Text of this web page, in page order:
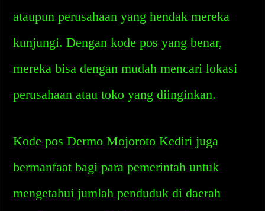
ataupun perusahaan yang hendak mereka
kunjungi. Dengan kode pos yang benar,
mereka bisa dengan mudah mencari lokasi
perusahaan atau toko yang diinginkan.
Kode pos Dermo Mojoroto Kediri juga
bermanfaat bagi para pemerintah untuk
mengetahui jumlah penduduk di daerah